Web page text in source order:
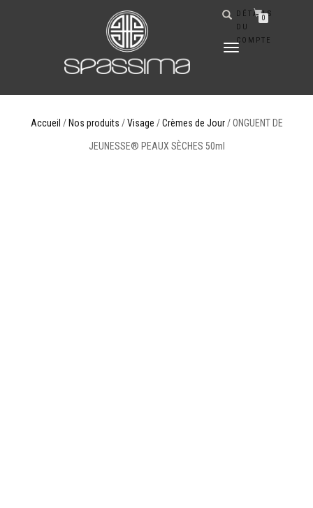
DÉPLIER
DÉTAILS
DU
COMPTE
0
Accueil / Nos produits /Visage /Crèmes de Jour/ ONGUENT DE
JEUNESSE® PEAUX SÈCHES 50ml